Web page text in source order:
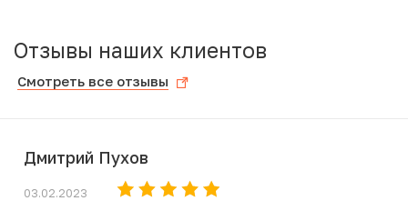
Отзывы наших клиентов
Смотреть все отзывы
Дмитрий Пухов
03.02.2023